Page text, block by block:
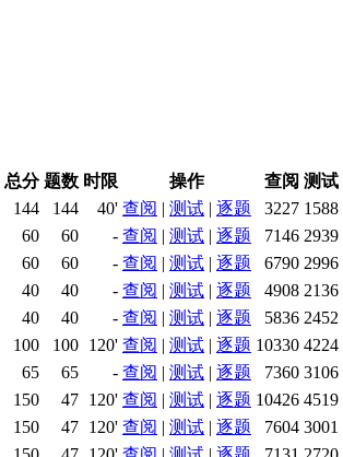
总分 题数 时限 操作 查阅 测试
144 144 40' 查阅 | 测试 | 逐题 3227 1588
60 60 - 查阅 | 测试 | 逐题 7146 2939
60 60 - 查阅 | 测试 | 逐题 6790 2996
40 40 - 查阅 | 测试 | 逐题 4908 2136
40 40 - 查阅 | 测试 | 逐题 5836 2452
100 100 120' 查阅 | 测试 | 逐题 10330 4224
65 65 - 查阅 | 测试 | 逐题 7360 3106
150 47 120' 查阅 | 测试 | 逐题 10426 4519
150 47 120' 查阅 | 测试 | 逐题 7604 3001